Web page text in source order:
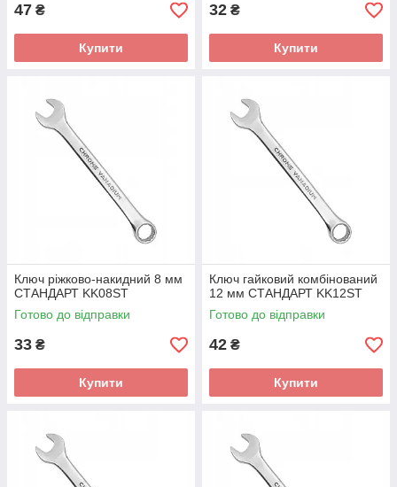
47 ₴
Купити
32 ₴
Купити
Ключ ріжково-накидний 8 мм
СТАНДАРТ KK08ST
Готово до відправки
33 ₴
Купити
Ключ гайковий комбінований
12 мм СТАНДАРТ KK12ST
Готово до відправки
42 ₴
Купити